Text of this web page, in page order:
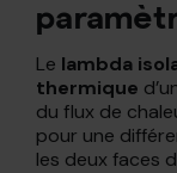
Le lambda
thermique
du flux de
pour une
les deux faces